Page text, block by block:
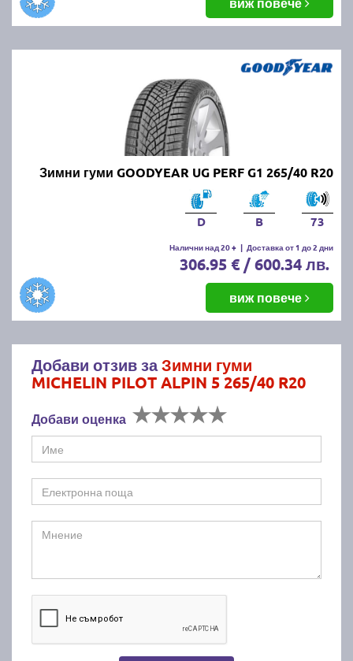
Зимни гуми GOODYEAR UG PERF G1 265/40 R20
D B 73
Налични над 20 + | Доставка от 1 до 2 дни
306.95 € / 600.34 лв.
виж повече
Добави отзив заЗимни гуми
MICHELIN PILOT ALPIN 5 265/40 R20
Добави оценка